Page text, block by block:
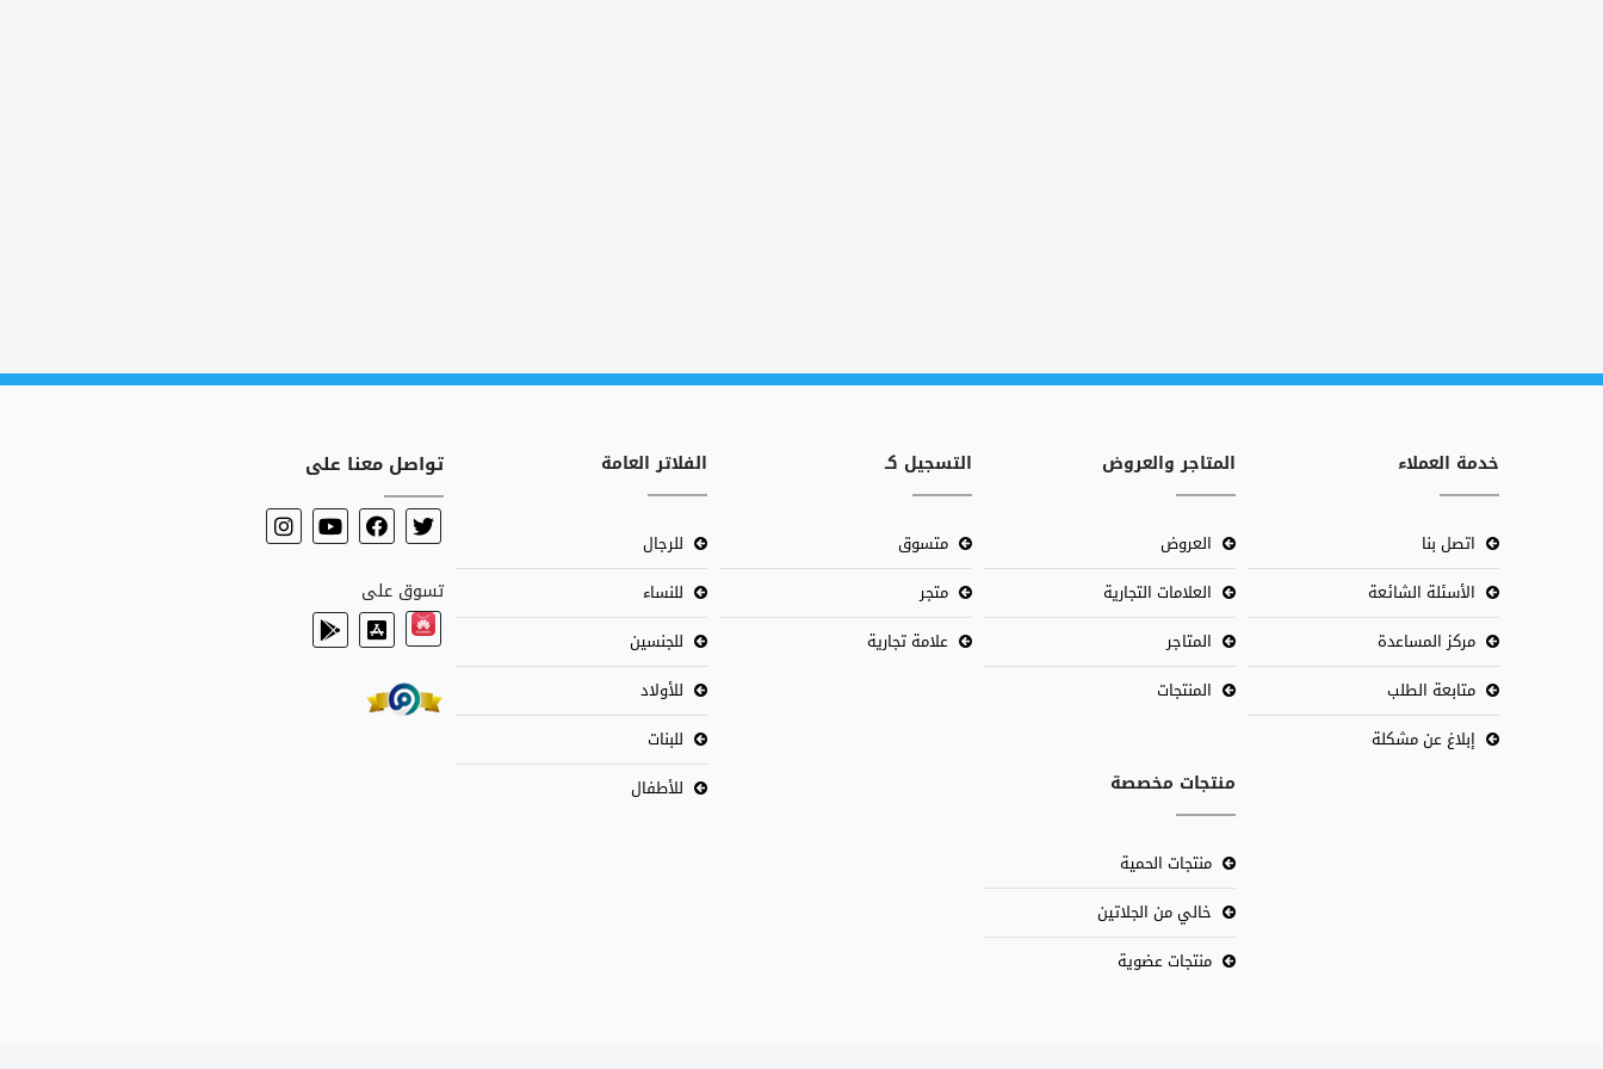
خدمة العملاء
اتصل بنا
الأسئلة الشائعة
مركز المساعدة
متابعة الطلب
إبلاغ عن مشكلة
المتاجر والعروض
العروض
العلامات التجارية
المتاجر
المنتجات
منتجات مخصصة
منتجات الحمية
خالي من الجلاتين
منتجات عضوية
التسجيل كـ
متسوق
متجر
علامة تجارية
الفلاتر العامة
للرجال
للنساء
للجنسين
للأولاد
للبنات
للأطفال
تواصل معنا على
تسوق على